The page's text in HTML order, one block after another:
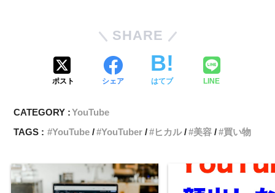
SHARE
ポスト シェア はてブ LINE
CATEGORY :YouTube
TAGS :
YouTube YouTuber ヒカル 美容 買い物